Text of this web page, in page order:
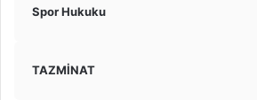
Spor Hukuku
TAZMİNAT